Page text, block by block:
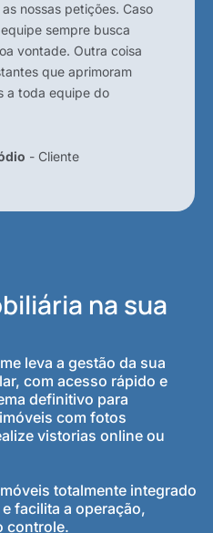
nossas petições. Caso
sempre busca
vontade. Outra coisa
que aprimoram
a toda equipe do
- Cliente
na sua
leva a gestão da sua
com acesso rápido e
definitivo para
com fotos
vistorias online ou
totalmente integrado
facilita a operação,
controle.